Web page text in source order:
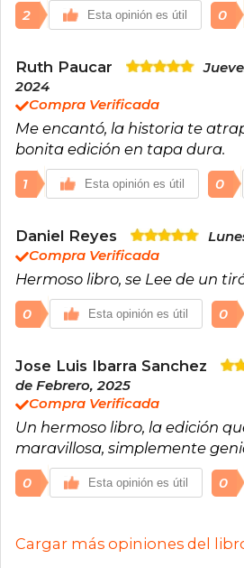
2 Esta opinión es útil 0
Ruth Paucar
2024
Compra Verificada
Me encantó, la historia te
bonita edición en tapa dura.
1 Esta opinión es útil 0
Daniel Reyes
Compra Verificada
Hermoso libro, se Lee de un
0 Esta opinión es útil 0
Jose Luis Ibarra Sanchez
de Febrero, 2025
Compra Verificada
Un hermoso libro, la edición
maravillosa, simplemente
0 Esta opinión es útil 0
Cargar más opiniones del